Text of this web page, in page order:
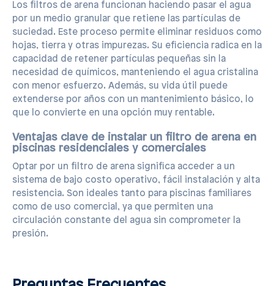
Los filtros de arena funcionan haciendo pasar el agua
por un medio granular que retiene las partículas de
suciedad. Este proceso permite eliminar residuos como
hojas, tierra y otras impurezas. Su eficiencia radica en la
capacidad de retener partículas pequeñas sin la
necesidad de químicos, manteniendo el agua cristalina
con menor esfuerzo. Además, su vida útil puede
extenderse por años con un mantenimiento básico, lo
que lo convierte en una opción muy rentable.
Ventajas clave de instalar un filtro de arena en
piscinas residenciales y comerciales
Optar por un filtro de arena significa acceder a un
sistema de bajo costo operativo, fácil instalación y alta
resistencia. Son ideales tanto para piscinas familiares
como de uso comercial, ya que permiten una
circulación constante del agua sin comprometer la
presión.